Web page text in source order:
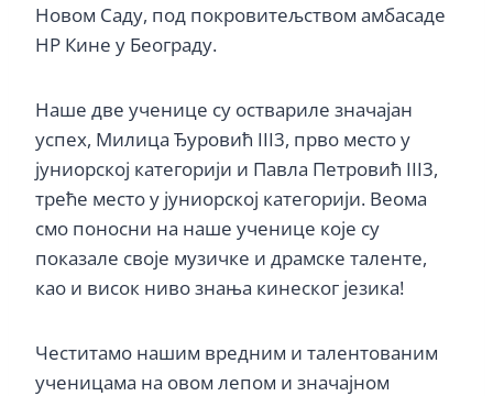
Новом Саду, под покровитељством амбасаде
НР Кине у Београду.
Наше две ученице су оствариле значајан
успех, Милица Ђуровић III3, прво место у
јуниорској категорији и Павла Петровић III3,
треће место у јуниорској категорији. Веома
смо поносни на наше ученице које су
показале своје музичке и драмске таленте,
као и висок ниво знања кинеског језика!
Честитамо нашим вредним и талентованим
ученицама на овом лепом и значајном